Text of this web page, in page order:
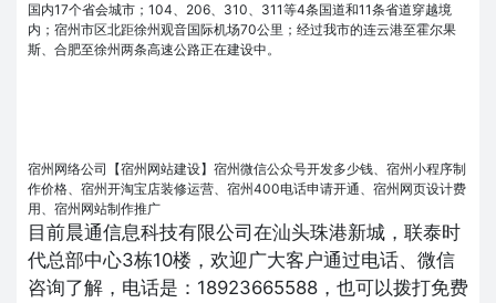
国内17个省会城市；104、206、310、311等4条国道和11条省道穿越境
内；宿州市区北距徐州观音国际机场70公里；经过我市的连云港至霍尔果
斯、合肥至徐州两条高速公路正在建设中。
宿州网络公司【宿州网站建设】宿州微信公众号开发多少钱、宿州小程序制
作价格、宿州开淘宝店装修运营、宿州400电话申请开通、宿州网页设计费
用、宿州网站制作推广
目前晨通信息科技有限公司在汕头珠港新城，联泰时
代总部中心3栋10楼，欢迎广大客户通过电话、微信
咨询了解，电话是：18923665588，也可以拨打免费